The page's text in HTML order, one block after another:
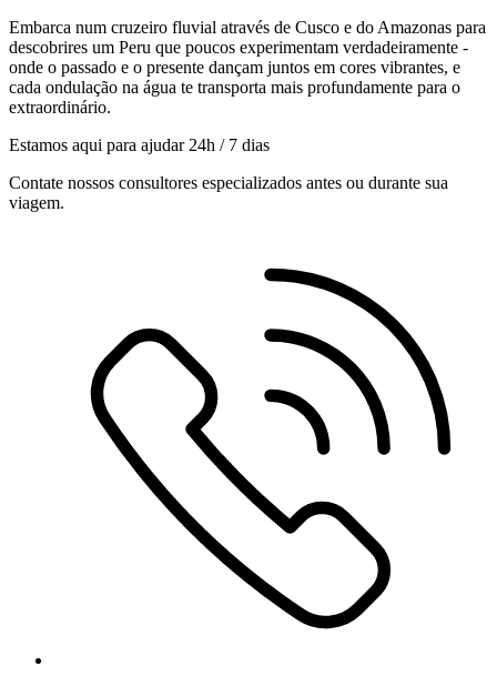
Embarca num cruzeiro fluvial através de Cusco e do Amazonas para
descobrires um Peru que poucos experimentam verdadeiramente -
onde o passado e o presente dançam juntos em cores vibrantes, e
cada ondulação na água te transporta mais profundamente para o
extraordinário.
Estamos aqui para ajudar 24h / 7 dias
Contate nossos consultores especializados antes ou durante sua
viagem.